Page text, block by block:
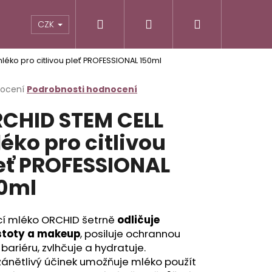
CZK Přihlášení
pro citlivou pleť PROFESSIONAL 150ml
Podrobnosti hodnocení
STEM CELL
pro citlivou
PROFESSIONAL
mléko ORCHID šetrně odličuje
a makeup, posiluje ochrannou
bariéru, zvlhčuje a hydratuje.
účinek umožňuje mléko použít
Následující